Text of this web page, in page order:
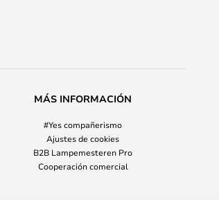
MÁS INFORMACIÓN
#Yes compañerismo
Ajustes de cookies
B2B Lampemesteren Pro
Cooperación comercial